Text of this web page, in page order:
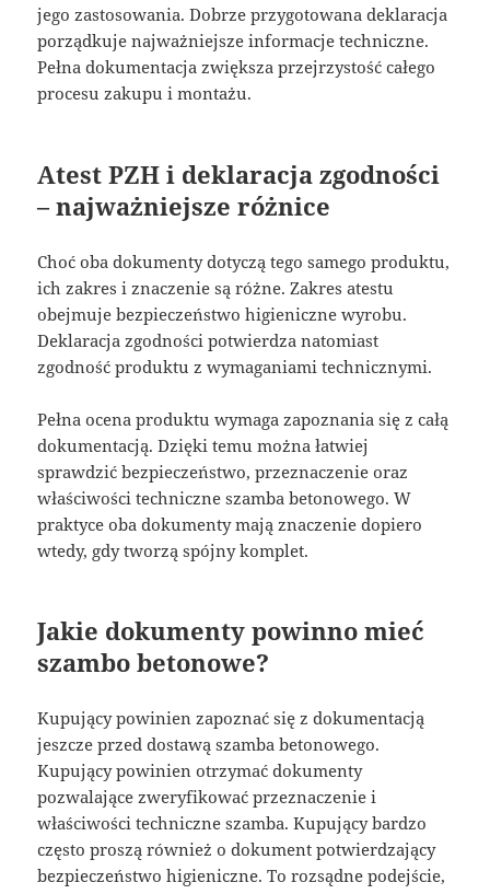
jego zastosowania. Dobrze przygotowana deklaracja
porządkuje najważniejsze informacje techniczne.
Pełna dokumentacja zwiększa przejrzystość całego
procesu zakupu i montażu.
Atest PZH i deklaracja zgodności
– najważniejsze różnice
Choć oba dokumenty dotyczą tego samego produktu,
ich zakres i znaczenie są różne. Zakres atestu
obejmuje bezpieczeństwo higieniczne wyrobu.
Deklaracja zgodności potwierdza natomiast
zgodność produktu z wymaganiami technicznymi.
Pełna ocena produktu wymaga zapoznania się z całą
dokumentacją. Dzięki temu można łatwiej
sprawdzić bezpieczeństwo, przeznaczenie oraz
właściwości techniczne szamba betonowego. W
praktyce oba dokumenty mają znaczenie dopiero
wtedy, gdy tworzą spójny komplet.
Jakie dokumenty powinno mieć
szambo betonowe?
Kupujący powinien zapoznać się z dokumentacją
jeszcze przed dostawą szamba betonowego.
Kupujący powinien otrzymać dokumenty
pozwalające zweryfikować przeznaczenie i
właściwości techniczne szamba. Kupujący bardzo
często proszą również o dokument potwierdzający
bezpieczeństwo higieniczne. To rozsądne podejście,